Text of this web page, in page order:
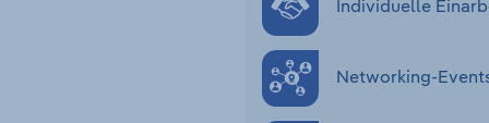
Individuelle
Networking-